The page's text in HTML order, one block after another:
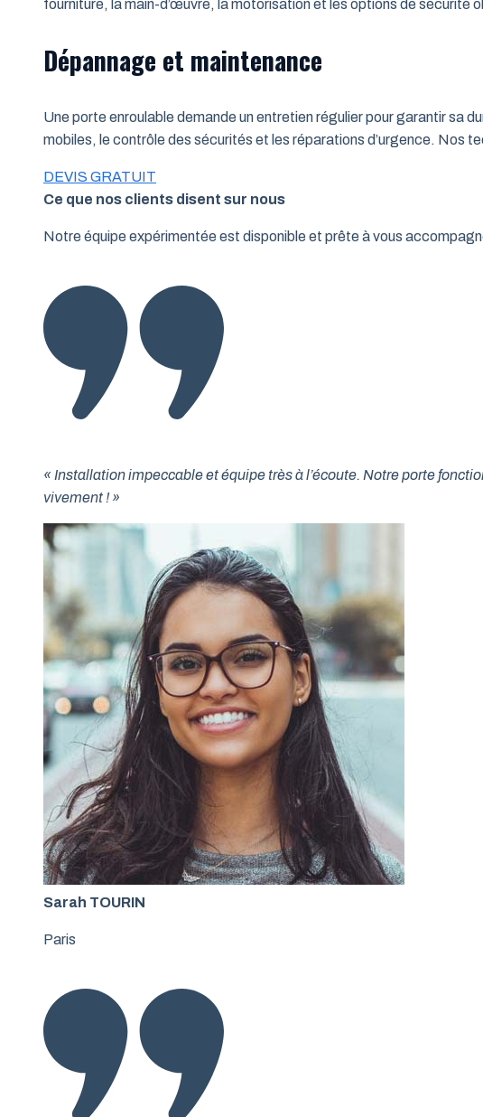
fourniture, la main-d’œuvre, la motorisation et les options de sécurité
Dépannage et maintenance
Une porte enroulable demande un entretien régulier pour garantir sa
mobiles, le contrôle des sécurités et les réparations d’urgence. Nos
DEVIS GRATUIT
Ce que nos clients disent sur nous
Notre équipe expérimentée est disponible et prête à vous
« Installation impeccable et équipe très à l’écoute. Notre porte
vivement ! »
Sarah TOURIN
Paris